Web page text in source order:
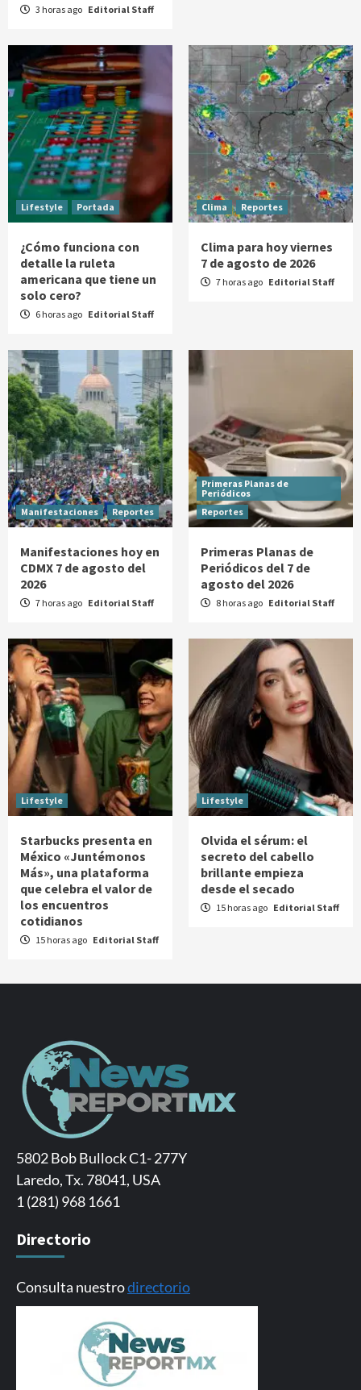
3 horas ago Editorial Staff
Lifestyle Portada
¿Cómo funciona con
detalle la ruleta
americana que tiene un
solo cero?
6 horas ago Editorial Staff
Clima Reportes
Clima para hoy viernes
7 de agosto de 2026
7 horas ago Editorial Staff
Manifestaciones Reportes
Manifestaciones hoy en
CDMX 7 de agosto del
2026
7 horas ago Editorial Staff
Primeras Planas de
Periódicos
Reportes
Primeras Planas de
Periódicos del 7 de
agosto del 2026
8 horas ago Editorial Staff
Lifestyle
Starbucks presenta en
México «Juntémonos
Más», una plataforma
que celebra el valor de
los encuentros
cotidianos
15 horas ago Editorial Staff
Lifestyle
Olvida el sérum: el
secreto del cabello
brillante empieza
desde el secado
15 horas ago Editorial Staff
5802 Bob Bullock C1- 277Y
Laredo, Tx. 78041, USA
1 (281) 968 1661
Directorio
Consulta nuestrodirectorio